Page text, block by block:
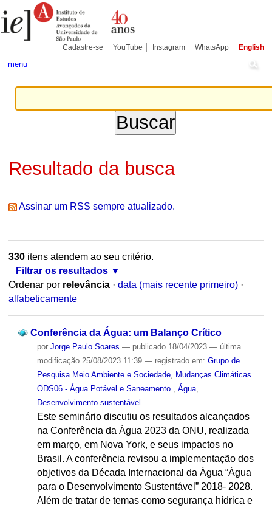
para
conteúdo.
Pessoais
Cadastre-se YouTube Instagram WhatsApp English
menu
Resultado da busca
Assinar um RSS sempre atualizado.
330itens atendem ao seu critério.
Filtrar os resultados
Ordenar por relevância · data (mais recente primeiro) ·
alfabeticamente
Conferência da Água: um Balanço Crítico
por Jorge Paulo Soares — publicado18/04/2023 — última
modificação25/08/2023 11:39 — registrado em: Grupo de
Pesquisa Meio Ambiente e Sociedade,
Mudanças Climáticas
ODS06 - Água Potável e Saneamento
Água,
Desenvolvimento sustentável
Este seminário discutiu os resultados alcançados
na Conferência da Água 2023 da ONU, realizada
em março, em Nova York, e seus impactos no
Brasil. A conferência revisou a implementação dos
objetivos da Década Internacional da Água “Água
para o Desenvolvimento Sustentável” 2018- 2028.
Além de tratar de temas como segurança hídrica e